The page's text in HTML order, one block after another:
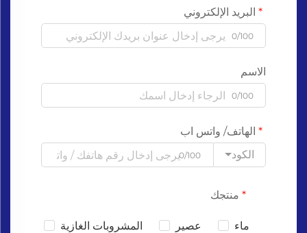
البريد الإلكتروني
0/100
الاسم
0/100
الهاتف/ واتس اب
الكود
0/100
منتجك
ماء عصير
المشروبات الغازية